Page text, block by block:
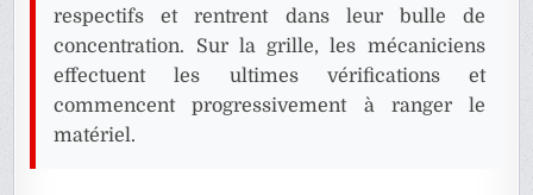
respectifs et rentrent dans leur bulle de
concentration. Sur la grille, les mécaniciens
effectuent les ultimes vérifications et
commencent progressivement à ranger le
matériel.